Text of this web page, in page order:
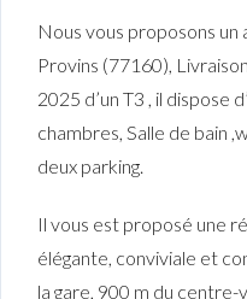
Nous vous proposons
Provins (77160),
2025 d’un T3 , il dispose
chambres, Salle de bain
deux parking.
Il vous est proposé une
élégante, conviviale et
la gare, 900 m du